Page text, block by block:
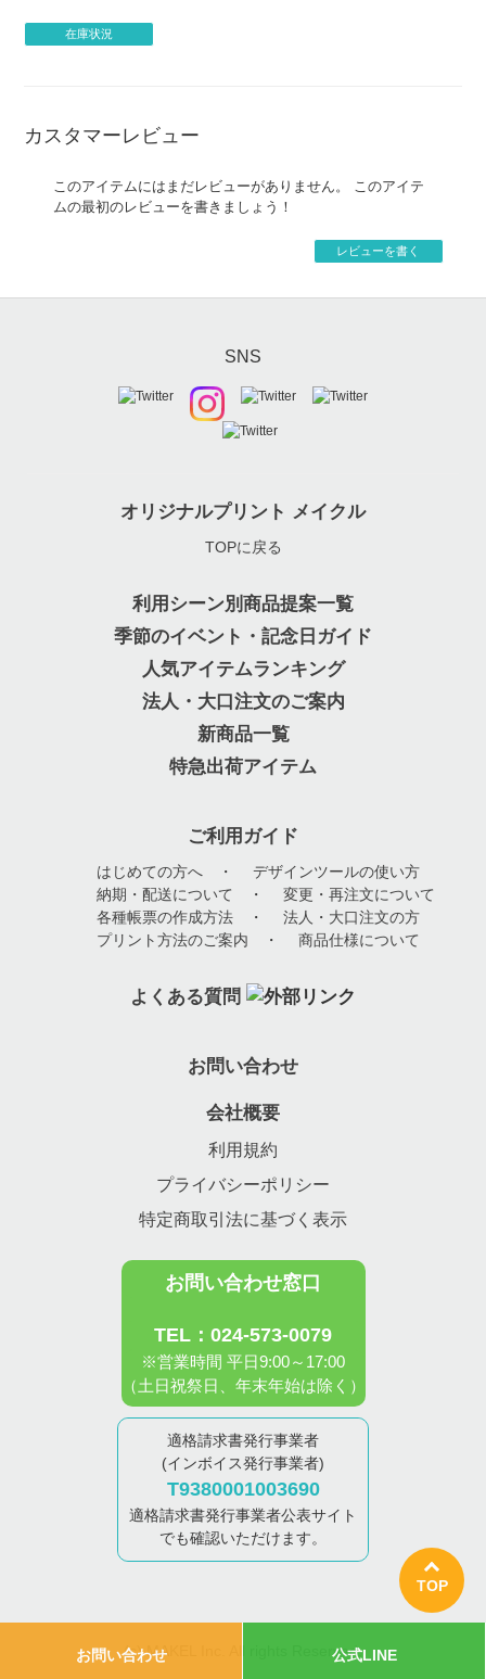
お問い合わせ 公式LINE
TOP
在庫状況
カスタマーレビュー
このアイテムにはまだレビューがありません。 このアイテ
ムの最初のレビューを書きましょう！
レビューを書く
SNS
オリジナルプリント メイクル
TOPに戻る
利用シーン別商品提案一覧
季節のイベント・記念日ガイド
人気アイテムランキング
法人・大口注文のご案内
新商品一覧
特急出荷アイテム
ご利用ガイド
はじめての方へ ・ デザインツールの使い方
納期・配送について
・ 変更・再注文について
各種帳票の作成方法 ・ 法人・大口注文の方
プリント方法のご案内 ・ 商品仕様について
よくある質問
お問い合わせ
会社概要
利用規約
プライバシーポリシー
特定商取引法に基づく表示
お問い合わせ窓口
TEL：024-573-0079
※営業時間 平日9:00～17:00
（土日祝祭日、年末年始は除く）
適格請求書発行事業者
(インボイス発行事業者)
T9380001003690
適格請求書発行事業者公表サイト
でも確認いただけます。
(c) MAKEL Inc. All rights Reserved.